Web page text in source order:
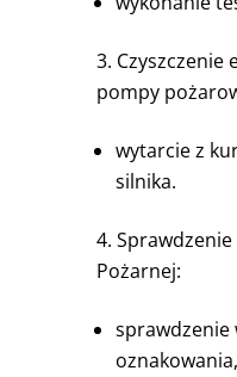
Czyszczenie
pompy
wytarcie z
silnika.
Sprawdzenie
Pożarnej:
sprawdzenie